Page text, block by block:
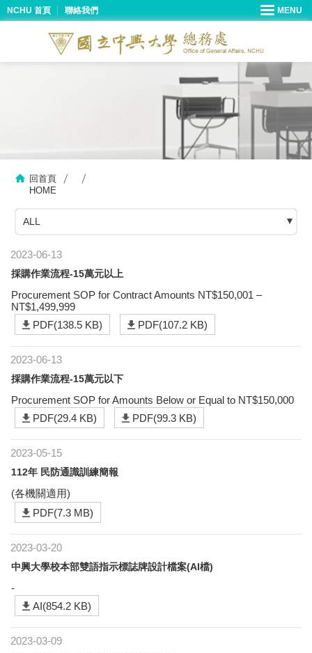
NCHU 首頁 聯絡我們
回首頁
HOME
ALL
2023-06-13
採購作業流程-15萬元以上
Procurement SOP for Contract Amounts NT$150,001 –
NT$1,499,999
PDF(138.5 KB)
PDF(107.2 KB)
2023-06-13
採購作業流程-15萬元以下
Procurement SOP for Amounts Below or Equal to NT$150,000
PDF(29.4 KB)
PDF(99.3 KB)
2023-05-15
112年 民防通識訓練簡報
(各機關適用)
PDF(7.3 MB)
2023-03-20
中興大學校本部雙語指示標誌牌設計檔案(AI檔)
-
AI(854.2 KB)
2023-03-09